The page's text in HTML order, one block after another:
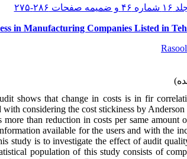
۴۶ و ضميمه صفحات ۲۸۶-۲۷۵
in Manufacturing Companies Listed in
shows that change in costs is in fir
considering the cost stickiness by Anderson
than reduction in costs per same amount
available for the users and with the
study is to investigate the effect of audit
population of this study consists of